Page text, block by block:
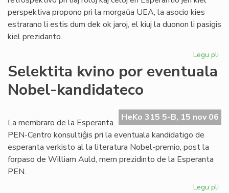
perspektiva propono pri la morgaŭa UEA, la asocio kies
estrarano li estis dum dek ok jaroj, el kiuj la duonon li pasigis
kiel prezidanto.
Legu pli
sia
Selektita kvino por eventuala
Nobel-kandidateco
HeKo 315 5-B, 15 nov 06
La membraro de la Esperanta
PEN-Centro konsultiĝis pri la eventuala kandidatigo de
esperanta verkisto al la literatura Nobel-premio, post la
forpaso de William Auld, mem prezidinto de la Esperanta
PEN.
Legu pli